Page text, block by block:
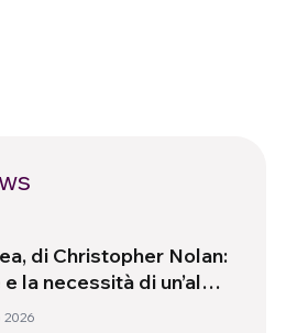
di Christopher Nolan:
la necessità di un’alba